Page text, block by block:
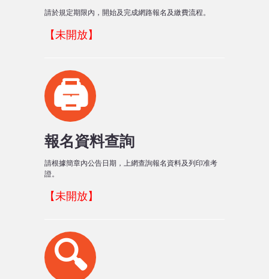
請於規定期限內，開始及完成網路報名及繳費流程。
【未開放】
🖨️
報名資料查詢
請根據簡章內公告日期，上網查詢報名資料及列印准考
證。
【未開放】
🔍